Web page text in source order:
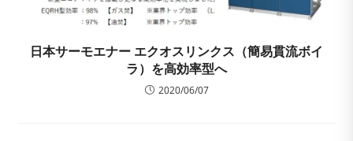
日本サーモエナー エクオスリンクス（簡易貫流ボイ
ラ）を高効率型へ
2020/06/07